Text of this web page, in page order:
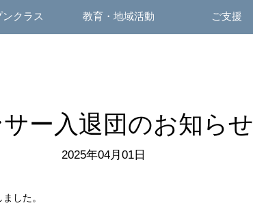
ンクラス 教育・地域活動 ご支援
ー入退団のお知らせ
2025年04月01日
した。